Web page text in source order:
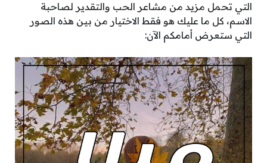
التي تحمل مزيد من مشاعر الحب والتقدير لصاحبة
الاسم، كل ما عليك هو فقط الاختيار من بين هذه الصور
التي ستعرض أمامكم الآن: